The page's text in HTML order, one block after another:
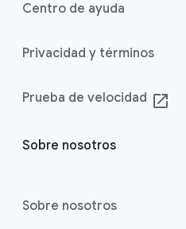
Centro de ayuda
Privacidad y términos
Prueba de velocidad launch
Sobre nosotros
Sobre nosotros